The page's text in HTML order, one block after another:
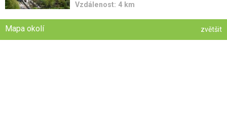
Vzdálenost: 4 km
Mapa okolí zvětšit